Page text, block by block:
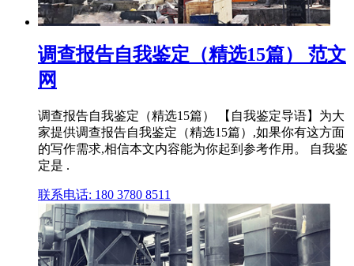
调查报告自我鉴定（精选15篇） 范文
网
调查报告自我鉴定（精选15篇） 【自我鉴定导语】为大
家提供调查报告自我鉴定（精选15篇）,如果你有这方面
的写作需求,相信本文内容能为你起到参考作用。 自我鉴
定是 .
联系电话: 180 3780 8511